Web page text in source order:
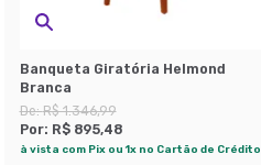
Banqueta Giratória Helmond
Branca
De:R$ 1.346,99
Por: R$ 895,48
à vista com Pix ou 1x no Cartão de Crédito